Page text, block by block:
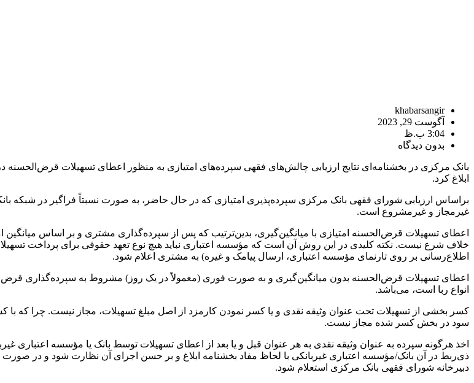
khabarsangir
آگوست 29, 2023
3:04 ب.ظ
بدون دیدگاه
بانک مرکزی در بخشنامه‌ای نتایج ارزیابی چالش‌های فقهی سپرده‌های امتیازی به منظور اعطای تسهیلات
ابلاغ کرد.
براساس ارزیابی شورای فقهی بانک مرکزی سپرده‌پذیری امتیازی که در حال حاضر، به صورت نسبتاً فراگیر در شبکه
غیرمجاز و غیرمشروع است.
اعطای تسهیلات قرض‌الحسنه امتیازی با میانگین‌گیری، بدین‌ترتیب که پس از سپرده‌گذاری مشتری و بر اساس
خلاف شرع نیست. نکته کلیدی در این روش آن است که مؤسسه اعتباری نباید هیچ نوع تعهد حقوقی برای پرداخت
اطلاع‌رسانی بر روی تارنمای مؤسسه اعتباری، ارسال پیامک و غیره) به مشتری اعلام شود.
اعطای تسهیلات قرض‌الحسنه بدون میانگین‌گیری و به صورت فوری (معمولاً در یک روز) مشروط به
انواع ربا است، می‌باشد.
کسر بخشی از تسهیلات تحت عنوان وثیقه نقدی و یا کسر نمودن کارمزد از اصل مبلغ تسهیلات، مجاز نیست. چرا که با
سود در بخش کسر شده مجاز نیست.
ذی‌ربط در آن بانک‏‏‏‏‏‏‏‏‏‏‏‏‏‏‏/مؤسسه اعتباری غیربانکی با لحاظ مفاد بخشنامه ابلاغ و بر حسن اجرای آن نظارت شود و در صورت
دبیرخانه شورای فقهی بانک مرکزی استعلام شود.